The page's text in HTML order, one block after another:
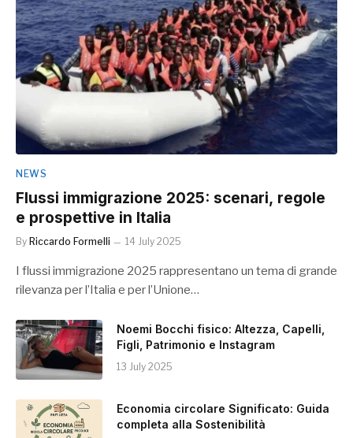
NEWS
Flussi immigrazione 2025: scenari, regole
e prospettive in Italia
By Riccardo Formelli 14 July 2025
I flussi immigrazione 2025 rappresentano un tema di grande
rilevanza per l’Italia e per l’Unione…
Noemi Bocchi fisico: Altezza, Capelli,
Figli, Patrimonio e Instagram
13 July 2025
Economia circolare Significato: Guida
completa alla Sostenibilità